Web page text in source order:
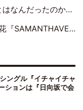
たんですよ」復活宣言の約10カ月前に語っていた、再フライトの兆し
Winter シーズンビジュアルモデルに決定
ングル『イチャイチャ
ションは『日向坂で会